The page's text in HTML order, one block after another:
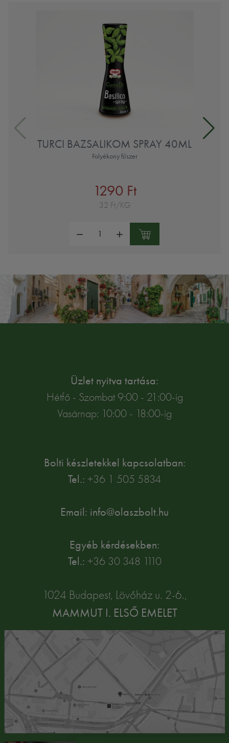
TURCI BAZSALIKOM SPRAY 40ML
Folyékony fűszer
1290 Ft
32 Ft/KG
Üzlet nyitva tartása:
Hétfő - Szombat 9:00 - 21:00-ig
Vasárnap: 10:00 - 18:00-ig
Bolti készletekkel kapcsolatban:
Tel.: +36 1 505 5834
Email: info@olaszbolt.hu
Egyéb kérdésekben:
Tel.: +36 30 348 1110
1024 Budapest, Lövőház u. 2-6.,
MAMMUT I. ELSŐ EMELET